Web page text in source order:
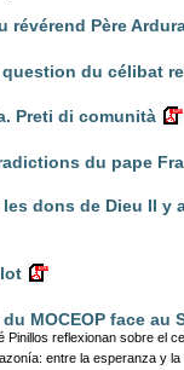
révérend Père
du célibat
Preti di comunità
du pape
dons de Dieu Il y
MOCEOP face au
Pinillos reflexionan sobre el
entre la esperanza y la